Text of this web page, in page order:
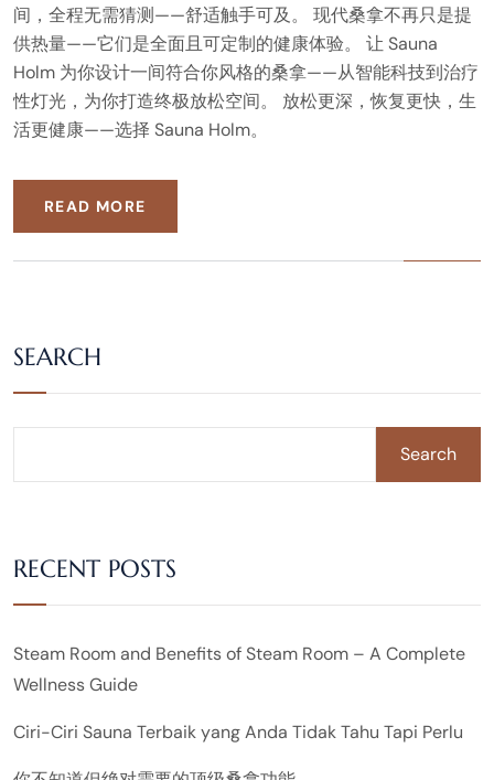
间，全程无需猜测——舒适触手可及。 现代桑拿不再只是提
供热量——它们是全面且可定制的健康体验。 让 Sauna
Holm 为你设计一间符合你风格的桑拿——从智能科技到治疗
性灯光，为你打造终极放松空间。 放松更深，恢复更快，生
活更健康——选择 Sauna Holm。
READ MORE
SEARCH
Search
RECENT POSTS
Steam Room and Benefits of Steam Room – A Complete
Wellness Guide
Ciri-Ciri Sauna Terbaik yang Anda Tidak Tahu Tapi Perlu